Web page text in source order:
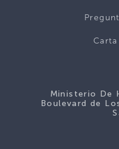
Ministerio De
Boulevard de